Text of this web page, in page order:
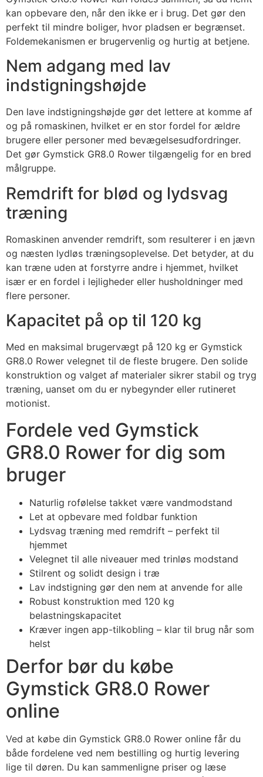
kan opbevare den, når den ikke er i brug. Det gør den
perfekt til mindre boliger, hvor pladsen er begrænset.
Foldemekanismen er brugervenlig og hurtig at betjene.
Nem adgang med lav
indstigningshøjde
Den lave indstigningshøjde gør det lettere at komme af
og på romaskinen, hvilket er en stor fordel for ældre
brugere eller personer med bevægelsesudfordringer.
Det gør Gymstick GR8.0 Rower tilgængelig for en bred
målgruppe.
Remdrift for blød og lydsvag
træning
Romaskinen anvender remdrift, som resulterer i en jævn
og næsten lydløs træningsoplevelse. Det betyder, at du
kan træne uden at forstyrre andre i hjemmet, hvilket
især er en fordel i lejligheder eller husholdninger med
flere personer.
Kapacitet på op til 120 kg
Med en maksimal brugervægt på 120 kg er Gymstick
GR8.0 Rower velegnet til de fleste brugere. Den solide
konstruktion og valget af materialer sikrer stabil og tryg
træning, uanset om du er nybegynder eller rutineret
motionist.
Fordele ved Gymstick
GR8.0 Rower for dig som
bruger
Naturlig rofølelse takket være vandmodstand
Let at opbevare med foldbar funktion
Lydsvag træning med remdrift – perfekt til
hjemmet
Velegnet til alle niveauer med trinløs modstand
Stilrent og solidt design i træ
Lav indstigning gør den nem at anvende for alle
Robust konstruktion med 120 kg
belastningskapacitet
Kræver ingen app-tilkobling – klar til brug når som
helst
Derfor bør du købe
Gymstick GR8.0 Rower
online
Ved at købe din Gymstick GR8.0 Rower online får du
både fordelene ved nem bestilling og hurtig levering
lige til døren. Du kan sammenligne priser og læse